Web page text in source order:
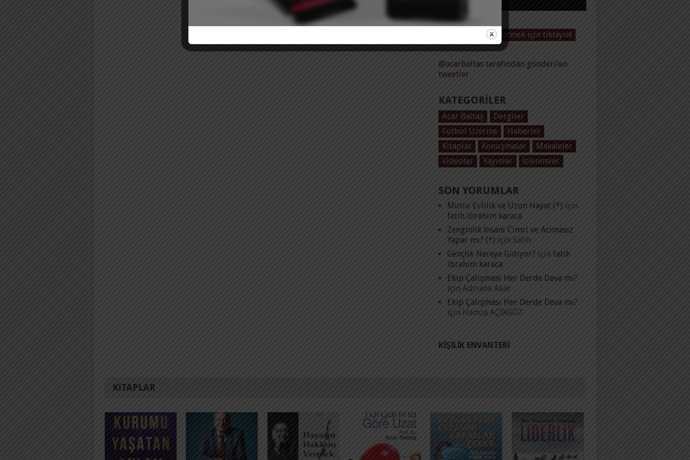
Tüm Videoları görmek için tıklayın!
@acarbaltas tarafından gönderilen
tweetler
KATEGORILER
Acar Baltaş
Dergiler
Futbol Üzerine
Haberler
Kitaplar
Konuşmalar
Makaleler
Videolar
Yayınlar İzlenimler
SON YORUMLAR
Mutlu Evlilik ve Uzun Hayat (*) için
fatih ibrahim karaca
Zenginlik İnsanı Cimri ve Acımasız
Yapar mı? (*) için Salih
Gençlik Nereye Gidiyor? içinfatih
ibrahim karaca
Ekip Çalışması Her Derde Deva mı?
için Adrıana Akar
Ekip Çalışması Her Derde Deva mı?
için Hamza AÇIKGÖZ
KIŞILIK ENVANTERI
KITAPLAR